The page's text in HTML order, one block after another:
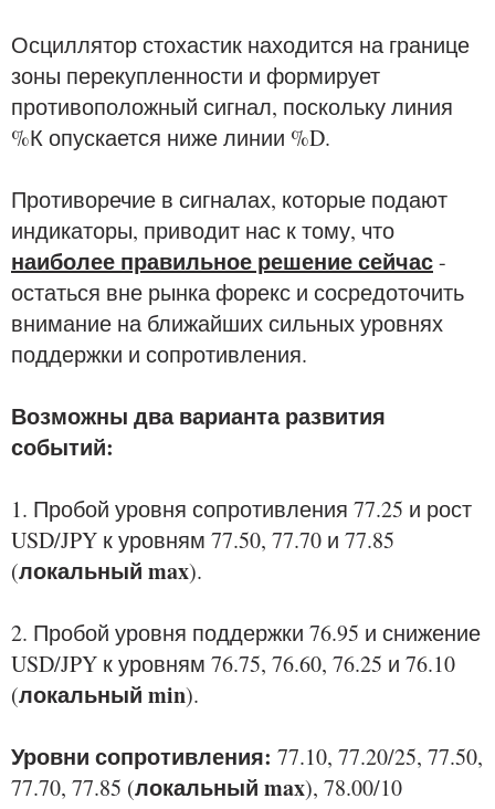
Осциллятор стохастик находится на границе
зоны перекупленности и формирует
противоположный сигнал, поскольку линия
%К опускается ниже линии %D.
Противоречие в сигналах, которые подают
индикаторы, приводит нас к тому, что
наиболее правильное решение сейчас-
остаться вне рынка форекс и сосредоточить
внимание на ближайших сильных уровнях
поддержки и сопротивления.
Возможны два варианта развития
событий:
1. Пробой уровня сопротивления 77.25 и рост
USD/JPY к уровням 77.50, 77.70 и 77.85
(локальный max).
2. Пробой уровня поддержки 76.95 и снижение
USD/JPY к уровням 76.75, 76.60, 76.25 и 76.10
(локальный min).
Уровни сопротивления: 77.10, 77.20/25, 77.50,
77.70, 77.85 (локальный max), 78.00/10